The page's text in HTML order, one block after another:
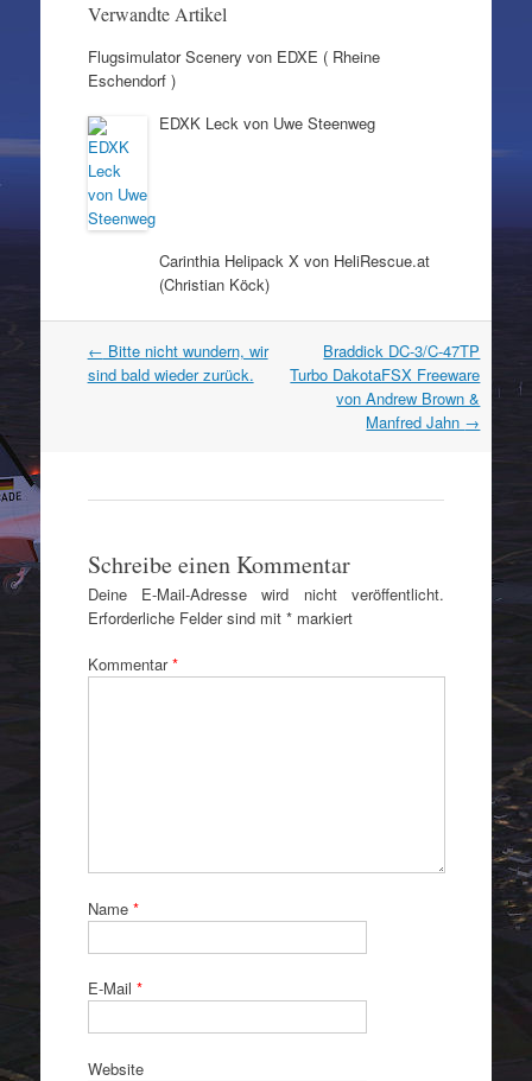
Verwandte Artikel
Flugsimulator Scenery von EDXE ( Rheine
Eschendorf )
EDXK Leck von Uwe Steenweg
Carinthia Helipack X von HeliRescue.at
(Christian Köck)
Artikel
Navigation
← Bitte nicht wundern, wir
sind bald wieder zurück.
Braddick DC-3/C-47TP
Turbo DakotaFSX Freeware
von Andrew Brown &
Manfred Jahn →
Schreibe einen Kommentar
Deine E-Mail-Adresse wird nicht veröffentlicht.
Erforderliche Felder sind mit *markiert
Kommentar*
Name *
E-Mail *
Website